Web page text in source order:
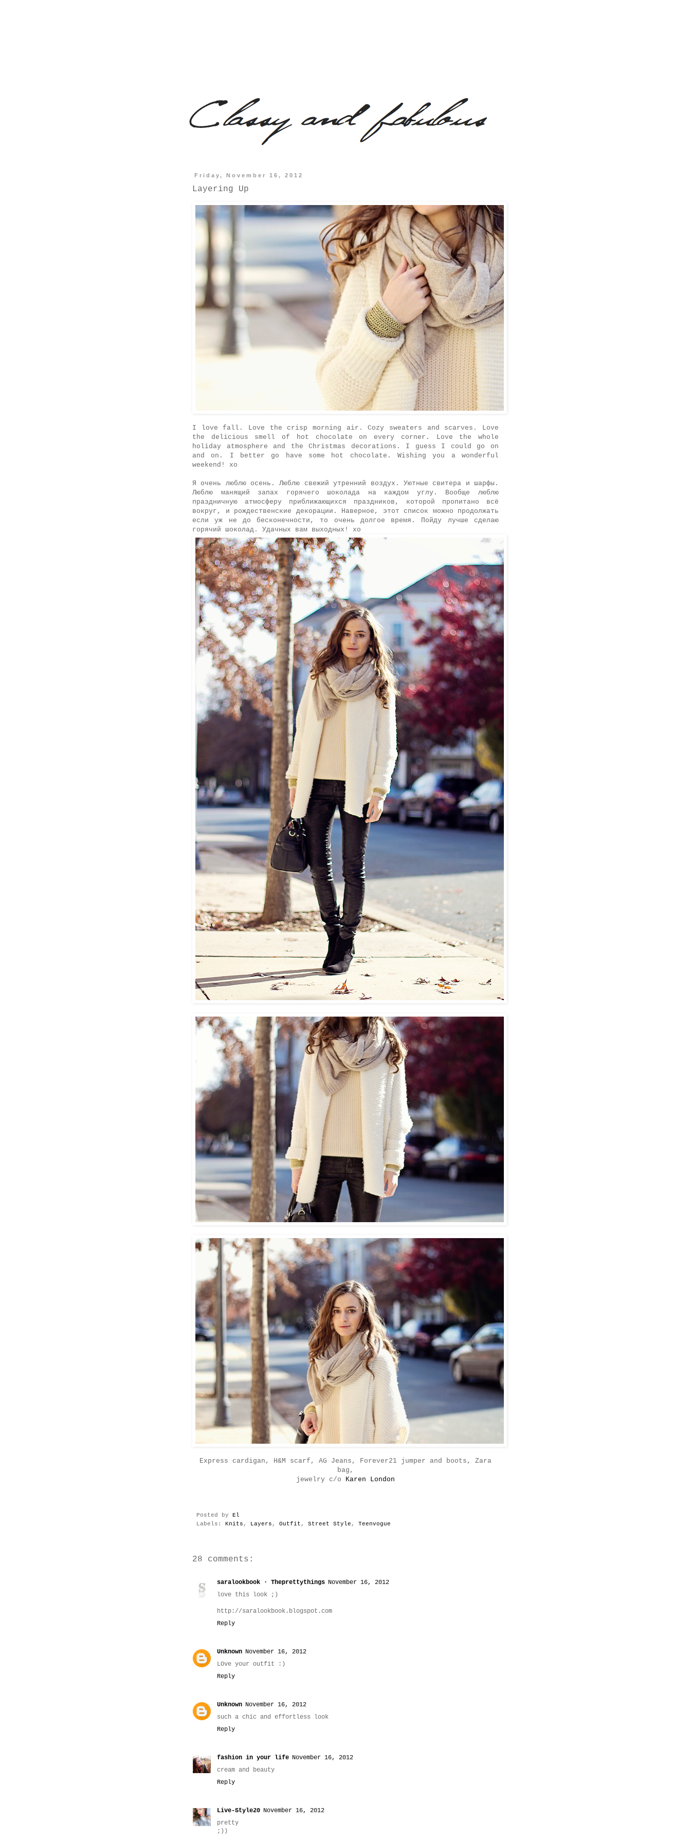
Friday, November 16, 2012
Layering Up
I love fall. Love the crisp morning air. Cozy sweaters and scarves. Love
the delicious smell of hot chocolate on every corner. Love the whole
holiday atmosphere and the Christmas decorations. I guess I could go on
and on. I better go have some hot chocolate. Wishing you a wonderful
weekend! xo
Я очень люблю осень. Люблю свежий утренний воздух. Уютные свитера и шарфы.
Люблю манящий запах горячего шоколада на каждом углу. Вообще люблю
праздничную атмосферу приближающихся праздников, которой пропитано всё
вокруг, и рождественские декорации. Наверное, этот список можно продолжать
если уж не до бесконечности, то очень долгое время. Пойду лучше сделаю
горячий шоколад. Удачных вам выходных! хо
Express cardigan, H&M scarf, AG Jeans, Forever21 jumper and boots, Zara
bag,
jewelry c/o
Karen London
Posted by El
Labels: Knits , Layers , Outfit , Street Style , Teenvogue
28 comments:
saralookbook · Theprettythings November 16, 2012
love this look ;)
http://saralookbook.blogspot.com
Reply
Unknown November 16, 2012
LOve your outfit :)
Reply
Unknown November 16, 2012
such a chic and effortless look
Reply
fashion in your life November 16, 2012
cream and beauty
Reply
Live-Style20 November 16, 2012
pretty
;))